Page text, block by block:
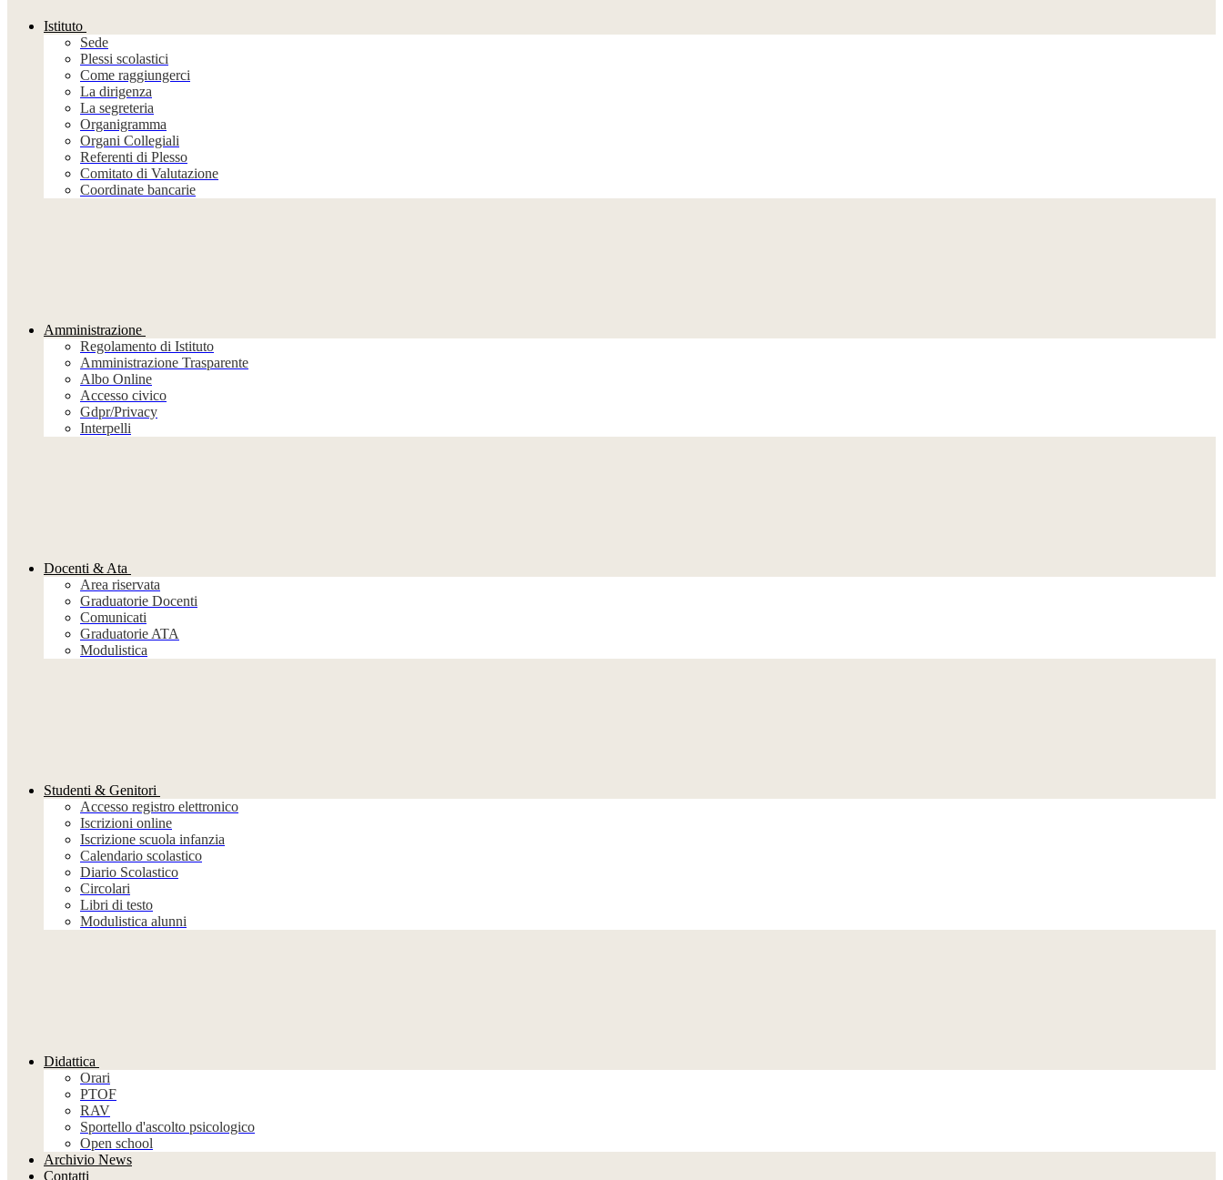
Istituto
Sede
Plessi scolastici
Come raggiungerci
La dirigenza
La segreteria
Organigramma
Organi Collegiali
Referenti di Plesso
Comitato di Valutazione
Coordinate bancarie
Amministrazione
Regolamento di Istituto
Amministrazione Trasparente
Albo Online
Accesso civico
Gdpr/Privacy
Interpelli
Docenti & Ata
Area riservata
Graduatorie Docenti
Comunicati
Graduatorie ATA
Modulistica
Studenti & Genitori
Accesso registro elettronico
Iscrizioni online
Iscrizione scuola infanzia
Calendario scolastico
Diario Scolastico
Circolari
Libri di testo
Modulistica alunni
Didattica
Orari
PTOF
RAV
Sportello d'ascolto psicologico
Open school
Archivio News
Contatti